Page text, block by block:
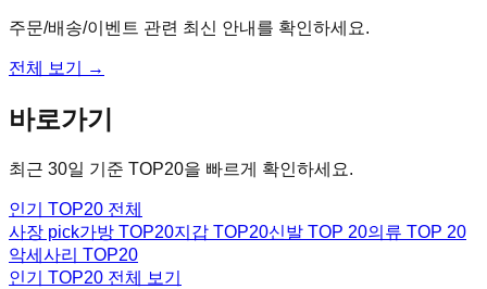
주문/배송/이벤트 관련 최신 안내를 확인하세요.
전체 보기 →
바로가기
최근 30일 기준 TOP20을 빠르게 확인하세요.
인기 TOP20 전체
사장 pick가방 TOP20지갑 TOP20신발 TOP 20의류 TOP 20
악세사리 TOP20
인기 TOP20 전체 보기